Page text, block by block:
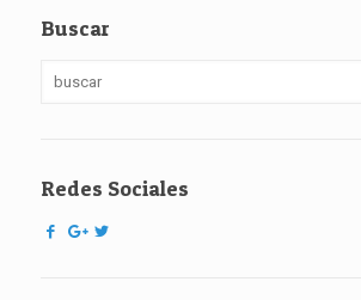
Buscar
Redes Sociales